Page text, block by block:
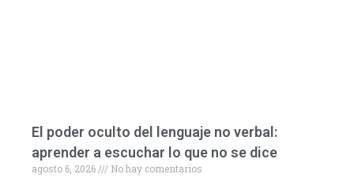
El poder oculto del lenguaje no verbal:
aprender a escuchar lo que no se dice
agosto 6, 2026
No hay comentarios